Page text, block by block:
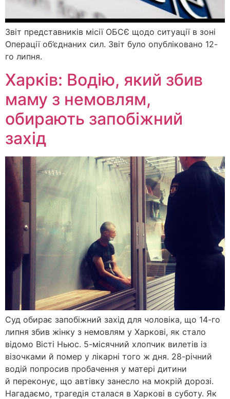
Звіт представників місії ОБСЄ щодо ситуації в зоні
Операції об’єднаних сил. Звіт було опубліковано 12-
го липня.
Харків: Водію, який збив
маму з немовлям,
обирають запобіжний
захід
Суд обирає запобіжний захід для чоловіка, що 14-го
липня збив жінку з немовлям у Харкові, як стало
відомо Вісті Ньюс. 5-місячний хлопчик вилетів із
візочками й помер у лікарні того ж дня. 28-річний
водій попросив пробачення у матері дитини
й переконує, що автівку занесло на мокрій дорозі.
Нагадаємо, трагедія сталася в Харкові в суботу. Як